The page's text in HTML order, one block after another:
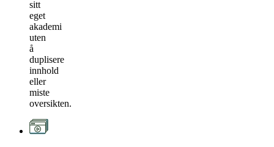
sitt
eget
akademi
uten
å
duplisere
innhold
eller
miste
oversikten.